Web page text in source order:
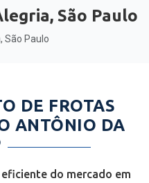
São Paulo
São Paulo
DE FROTAS
ANTÔNIO DA
do mercado em